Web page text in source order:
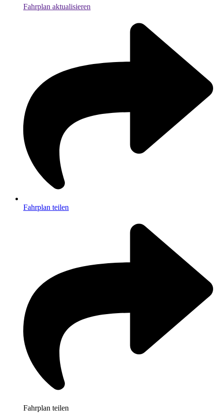
Fahrplan aktualisieren
Fahrplan teilen
Fahrplan teilen